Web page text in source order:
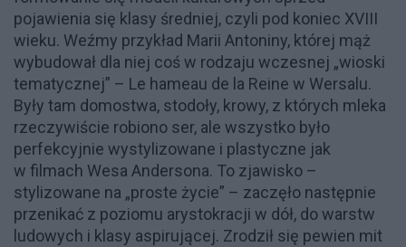
pojawienia się klasy średniej, czyli pod koniec XVIII
wieku. Weźmy przykład Marii Antoniny, której mąż
wybudował dla niej coś w rodzaju wczesnej „wioski
tematycznej” – Le hameau de la Reine w Wersalu.
Były tam domostwa, stodoły, krowy, z których mleka
rzeczywiście robiono ser, ale wszystko było
perfekcyjnie wystylizowane i plastyczne jak
w filmach Wesa Andersona. To zjawisko –
stylizowane na „proste życie” – zaczęło następnie
przenikać z poziomu arystokracji w dół, do warstw
ludowych i klasy aspirującej. Zrodził się pewien mit